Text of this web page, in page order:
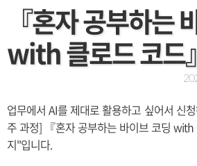
『혼자 공부하는
with 클로드 코드
업무에서 AI를 제대로 활용하고 싶어서 신
주 과정] 『혼자 공부하는 바이브 코딩
지"입니다.